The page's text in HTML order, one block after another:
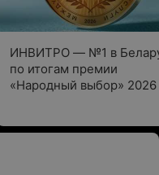
ИНВИТРО — №1 в
по итогам премии
«Народный выбор» 2026